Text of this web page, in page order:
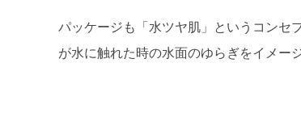
パッケージも「水ツヤ肌」というコンセ
が水に触れた時の水面のゆらぎをイメー